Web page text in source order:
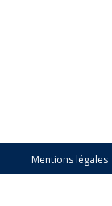
Mentions légales